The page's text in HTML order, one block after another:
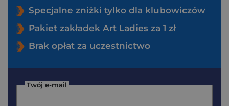
Specjalne zniżki tylko dla klubowiczów
Pakiet zakładek Art Ladies za 1 zł
Brak opłat za uczestnictwo
Twój e-mail